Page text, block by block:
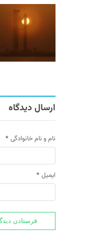
ارسال دیدگاه
نام و نام خانوادگی *
ایمیل *